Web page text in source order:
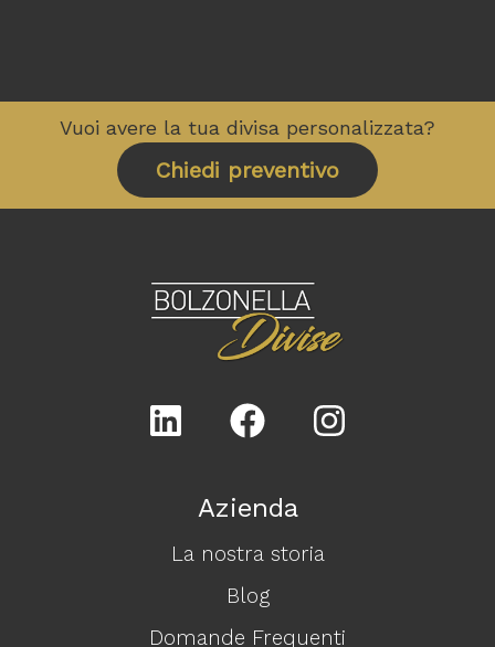
Vuoi avere la tua divisa personalizzata?
Chiedi preventivo
Azienda
La nostra storia
Blog
Domande Frequenti